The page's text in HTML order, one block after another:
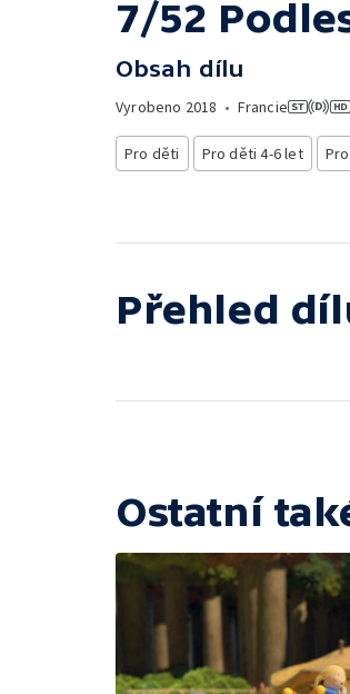
7/52
Obsah dílu
Vyrobeno 2018 • Francie
Pro děti Pro děti 4-6 let
Přehled
Ostatní